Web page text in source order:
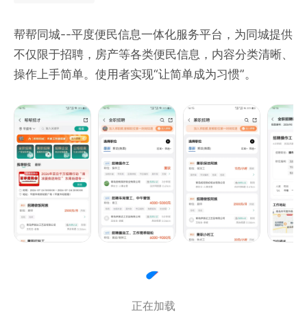
帮帮同城--平度便民信息一体化服务平台，为同城提供
不仅限于招聘，房产等各类便民信息，内容分类清晰、
操作上手简单。使用者实现“让简单成为习惯”。
正在加载